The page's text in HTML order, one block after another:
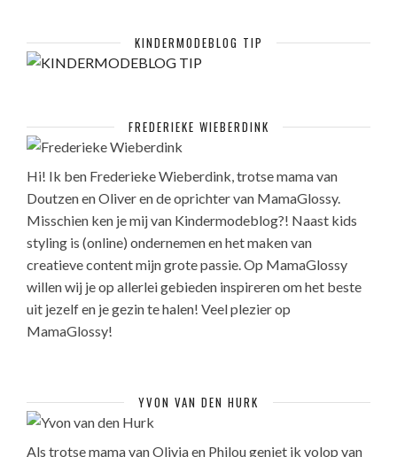
KINDERMODEBLOG TIP
FREDERIEKE WIEBERDINK
Hi! Ik ben Frederieke Wieberdink, trotse mama van
Doutzen en Oliver en de oprichter van MamaGlossy.
Misschien ken je mij van Kindermodeblog?! Naast kids
styling is (online) ondernemen en het maken van
creatieve content mijn grote passie. Op MamaGlossy
willen wij je op allerlei gebieden inspireren om het beste
uit jezelf en je gezin te halen! Veel plezier op
MamaGlossy!
YVON VAN DEN HURK
Als trotse mama van Olivia en Philou geniet ik volop van